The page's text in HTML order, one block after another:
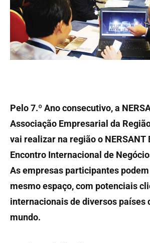
Pelo 7.º Ano consecutivo, a
Associação Empresarial da
vai realizar na região o NERSANT
Encontro Internacional de
As empresas participantes
mesmo espaço, com potenciais
internacionais de diversos países
mundo.